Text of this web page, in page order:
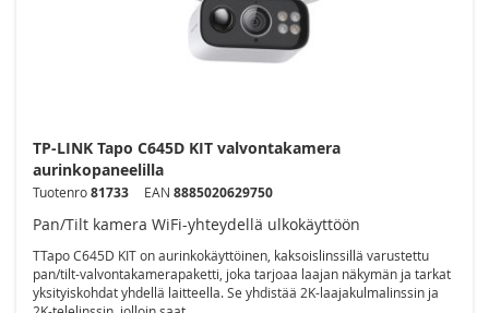
TP-LINK Tapo C645D KIT valvontakamera
aurinkopaneelilla
Tuotenro81733 EAN 8885020629750
Pan/Tilt kamera WiFi-yhteydellä ulkokäyttöön
TTapo C645D KIT on aurinkokäyttöinen, kaksoislinssillä varustettu
pan/tilt-valvontakamerapaketti, joka tarjoaa laajan näkymän ja tarkat
yksityiskohdat yhdellä laitteella. Se yhdistää 2K-laajakulmalinssin ja